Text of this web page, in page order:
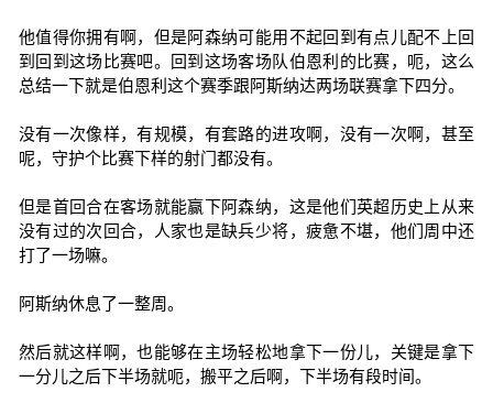
他值得你拥有啊，但是阿森纳可能用不起回到有点儿配不上回
到回到这场比赛吧。回到这场客场队伯恩利的比赛，呃，这么
总结一下就是伯恩利这个赛季跟阿斯纳达两场联赛拿下四分。
没有一次像样，有规模，有套路的进攻啊，没有一次啊，甚至
呢，守护个比赛下样的射门都没有。
但是首回合在客场就能赢下阿森纳，这是他们英超历史上从来
没有过的次回合，人家也是缺兵少将，疲惫不堪，他们周中还
打了一场嘛。
阿斯纳休息了一整周。
然后就这样啊，也能够在主场轻松地拿下一份儿，关键是拿下
一分儿之后下半场就呃，搬平之后啊，下半场有段时间。